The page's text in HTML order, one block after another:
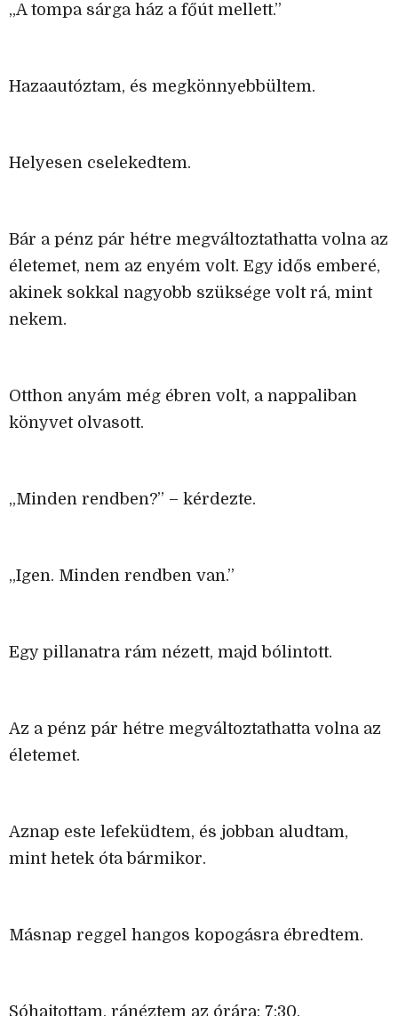
„A tompa sárga ház a főút mellett.”
Hazaautóztam, és megkönnyebbültem.
Helyesen cselekedtem.
Bár a pénz pár hétre megváltoztathatta volna az
életemet, nem az enyém volt. Egy idős emberé,
akinek sokkal nagyobb szüksége volt rá, mint
nekem.
Otthon anyám még ébren volt, a nappaliban
könyvet olvasott.
„Minden rendben?” – kérdezte.
„Igen. Minden rendben van.”
Egy pillanatra rám nézett, majd bólintott.
Az a pénz pár hétre megváltoztathatta volna az
életemet.
Aznap este lefeküdtem, és jobban aludtam,
mint hetek óta bármikor.
Másnap reggel hangos kopogásra ébredtem.
Sóhajtottam, ránéztem az órára: 7:30.